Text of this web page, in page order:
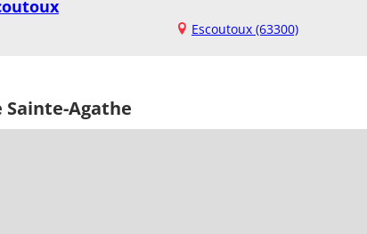
Escoutoux (63300)
Sainte-Agathe